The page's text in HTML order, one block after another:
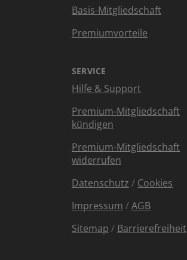
Basis-Mitgliedschaft
Premiumvorteile
SERVICE
Hilfe & Support
Premium-Mitgliedschaft
kündigen
Premium-Mitgliedschaft
widerrufen
Datenschutz / Cookies
Impressum /AGB
Sitemap / Barrierefreiheit